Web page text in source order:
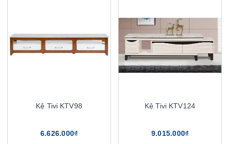
Kệ Tivi KTV98
6.626.000₫
Kệ Tivi KTV124
9.015.000₫